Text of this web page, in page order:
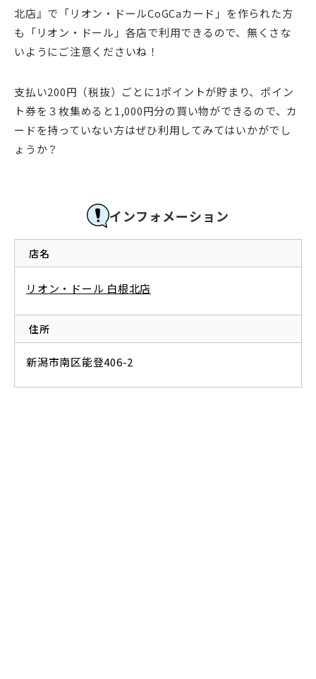
北店』で「リオン・ドールCoGCaカード」を作られた方
も「リオン・ドール」各店で利用できるので、無くさな
いようにご注意くださいね！
支払い200円（税抜）ごとに1ポイントが貯まり、ポイン
ト券を３枚集めると1,000円分の買い物ができるので、カ
ードを持っていない方はぜひ利用してみてはいかがでし
ょうか？
インフォメーション
店名
リオン・ドール 白根北店
住所
新潟市南区能登406-2